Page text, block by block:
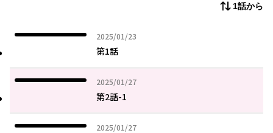
1話から
2025/01/23
2025年01月23日
第1話
2025/01/27
2025年01月27日
第2話-1
2025/01/27
2025年01月27日